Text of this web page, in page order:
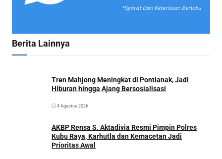
Berita Lainnya
Tren Mahjong Meningkat di Pontianak, Jadi
Hiburan hingga Ajang Bersosialisasi
4 Agustus 2026
AKBP Rensa S. Aktadivia Resmi Pimpin Polres
Kubu Raya, Karhutla dan Kemacetan Jadi
Prioritas Awal